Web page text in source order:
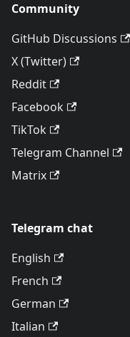
Community
GitHub Discussions
X (Twitter)
Reddit
Facebook
TikTok
Telegram Channel
Matrix
Telegram chat
English
French
German
Italian